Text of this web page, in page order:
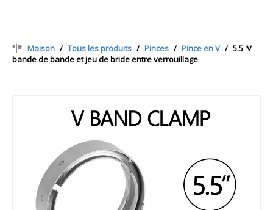
Maison / Tous les produits / Pinces / Pince en V / 5.5 'V
bande de bande et jeu de bride entre verrouillage